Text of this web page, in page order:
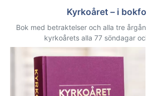
Kyrkoåret – i
Bok med betraktelser och alla tre
kyrkoårets alla 77 söndagar